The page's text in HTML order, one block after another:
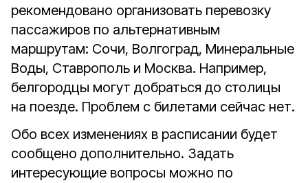
рекомендовано организовать перевозку
пассажиров по альтернативным
маршрутам: Сочи, Волгоград, Минеральные
Воды, Ставрополь и Москва. Например,
белгородцы могут добраться до столицы
на поезде. Проблем с билетами сейчас нет.
Обо всех изменениях в расписании будет
сообщено дополнительно. Задать
интересующие вопросы можно по